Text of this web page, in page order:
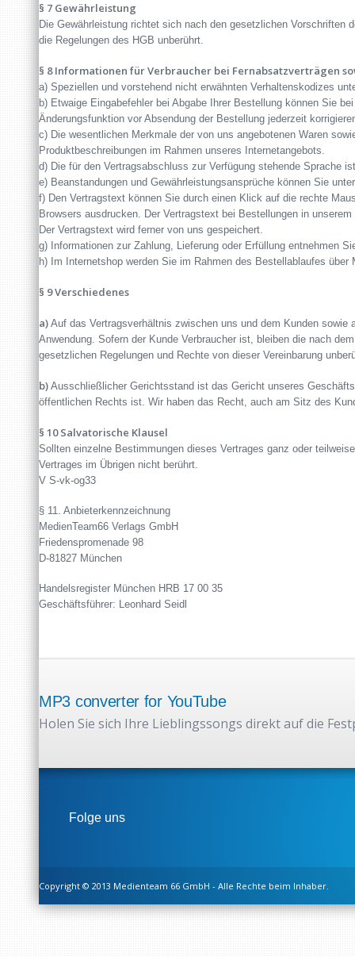
§ 7 Gewährleistung
Die Gewährleistung richtet sich nach den gesetzlichen
die Regelungen des HGB unberührt.
§ 8 Informationen für Verbraucher bei Fernabsatzverträgen
a) Speziellen und vorstehend nicht erwähnten Verhaltenskodizes
b) Etwaige Eingabefehler bei Abgabe Ihrer Bestellung können Sie
Änderungsfunktion vor Absendung der Bestellung jederzeit
c) Die wesentlichen Merkmale der von uns angebotenen Waren
Produktbeschreibungen im Rahmen unseres Internetangebots.
d) Die für den Vertragsabschluss zur Verfügung stehende Sprache
e) Beanstandungen und Gewährleistungsansprüche können Sie
f) Den Vertragstext können Sie durch einen Klick auf die rechte
Browsers ausdrucken. Der Vertragstext bei Bestellungen in
Der Vertragstext wird ferner von uns gespeichert.
g) Informationen zur Zahlung, Lieferung oder Erfüllung entnehmen
h) Im Internetshop werden Sie im Rahmen des Bestellablaufes
§ 9 Verschiedenes
a) Auf das Vertragsverhältnis zwischen uns und dem Kunden
Anwendung. Sofern der Kunde Verbraucher ist, bleiben die nach
gesetzlichen Regelungen und Rechte von dieser Vereinbarung
b) Ausschließlicher Gerichtsstand ist das Gericht unseres
öffentlichen Rechts ist. Wir haben das Recht, auch am Sitz des
§ 10 Salvatorische Klausel
Sollten einzelne Bestimmungen dieses Vertrages ganz oder
Vertrages im Übrigen nicht berührt.
V S-vk-og33
§ 11. Anbieterkennzeichnung
MedienTeam66 Verlags GmbH
Friedenspromenade 98
D-81827 München
Handelsregister München HRB 17 00 35
Geschäftsführer: Leonhard Seidl
MP3 converter for YouTube
Holen Sie sich Ihre Lieblingssongs direkt auf die
Folge uns
Copyright © 2013 Medienteam 66 GmbH - Alle Rechte beim Inhaber.